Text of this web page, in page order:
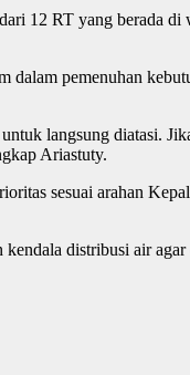
12 RT yang berada
pemenuhan
langsung diatasi.
Ariastuty.
sesuai arahan
distribusi air